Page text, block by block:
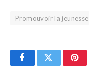
Promouvoir la
FacebookTwitter